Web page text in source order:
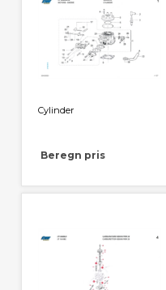
Cylinder
Beregn pris